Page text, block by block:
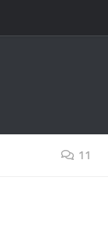
11